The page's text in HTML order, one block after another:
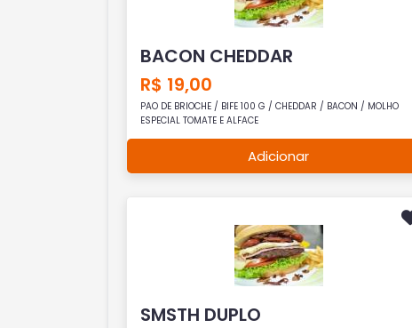
BACON CHEDDAR
R$ 19,00
PAO DE BRIOCHE / BIFE 100 G / CHEDDAR / BACON / MOLHO
ESPECIAL TOMATE E ALFACE
Adicionar
SMSTH DUPLO